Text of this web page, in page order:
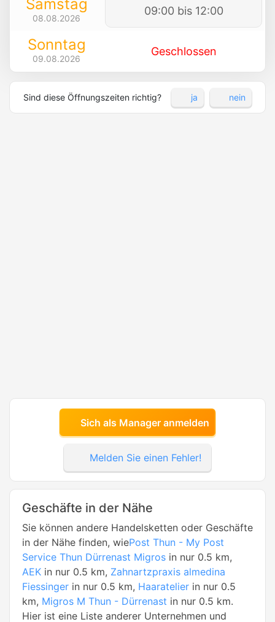
Samstag
08.08.2026
09:00 bis 12:00
Sonntag
09.08.2026
Geschlossen
Sind diese Öffnungszeiten richtig? ja nein
Sich als Manager anmelden
Melden Sie einen Fehler!
Geschäfte in der Nähe
Sie können andere Handelsketten oder Geschäfte
in der Nähe finden, wiePost Thun - My Post
Service Thun Dürrenast Migros in nur 0.5 km,
AEK in nur 0.5 km, Zahnartzpraxis almedina
Fiessinger in nur 0.5 km, Haaratelier in nur 0.5
km, Migros M Thun - Dürrenast in nur 0.5 km.
Hier ist eine Liste anderer Unternehmen und